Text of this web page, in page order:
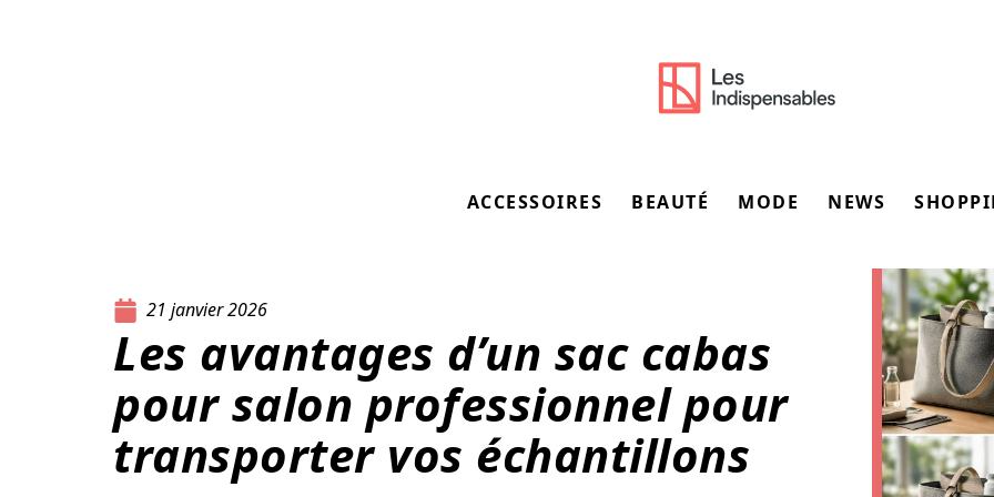
ACCESSOIRES BEAUTÉ MODE NEWS
21 janvier 2026
Les avantages d’un sac cabas
pour salon professionnel pour
transporter vos échantillons